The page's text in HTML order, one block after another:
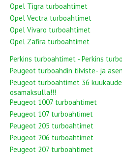
Opel Tigra turboahtimet
Opel Vectra turboahtimet
Opel Vivaro turboahtimet
Opel Zafira turboahtimet
Perkins turboahtimet - Perkins
Peugeot turboahdin tiiviste- ja
Peugeot turboahtimet 36
osamaksulla!!!
Peugeot 1007 turboahtimet
Peugeot 107 turboahtimet
Peugeot 205 turboahtimet
Peugeot 206 turboahtimet
Peugeot 207 turboahtimet